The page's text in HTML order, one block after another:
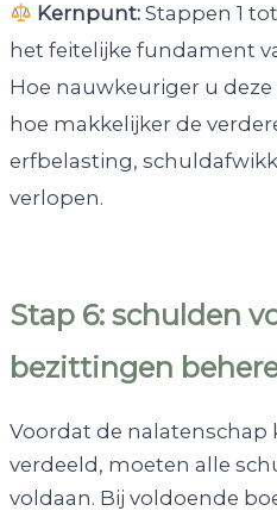
Kernpunt: Stappen 1
het feitelijke fundament
Hoe nauwkeuriger u
hoe makkelijker de
erfbelasting,
verlopen.
Stap 6: schulden
bezittingen
Voordat de nalatenschap
verdeeld, moeten alle
voldaan. Bij voldoende